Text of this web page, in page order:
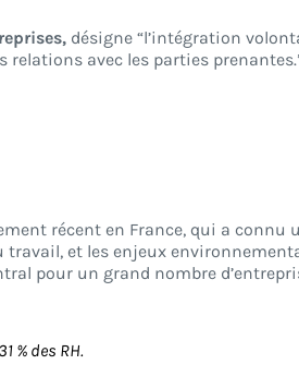
désigne “l’intégration
avec les parties
récent en France, qui a connu
travail, et les enjeux
pour un grand nombre
% des RH.